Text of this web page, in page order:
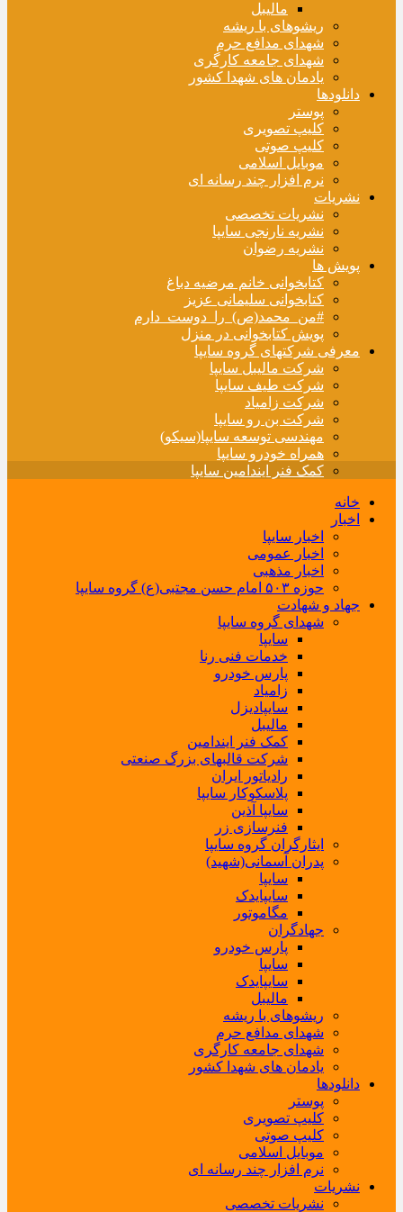
مالیبل
ریشوهای با ریشه
شهدای مدافع حرم
شهدای جامعه کارگری
یادمان های شهدا کشور
دانلودها
پوستر
کلیپ تصویری
کلیپ صوتی
موبایل اسلامی
نرم افزار چند رسانه ای
نشریات
نشریات تخصصی
نشریه نارنجی سایپا
نشریه رضوان
پویش ها
کتابخوانی خانم مرضیه دباغ
کتابخوانی سلیمانی عزیز
#من_محمد(ص)_را_دوست_دارم
پویش کتابخوانی در منزل
معرفی شرکتهای گروه سایپا
شرکت مالیبل سایپا
شرکت طیف سایپا
شرکت زامیاد
شرکت بن رو سایپا
مهندسی توسعه سایپا(سیکو)
همراه خودرو سایپا
کمک فنر ایندامین سایپا
خانه
اخبار
اخبار سایپا
اخبار عمومی
اخبار مذهبی
حوزه ۵۰۳ امام حسن مجتبی(ع) گروه سایپا
جهاد و شهادت
شهدای گروه سایپا
سایپا
خدمات فنی رنا
پارس خودرو
زامیاد
سایپادیزل
مالیبل
کمک فنر ایندامین
شرکت قالبهای بزرگ صنعتی
رادیاتور ایران
پلاسکوکار سایپا
سایپا آذین
فنرسازی زر
ایثارگران گروه سایپا
پدران آسمانی(شهید)
سایپا
سایپایدک
مگاموتور
جهادگران
پارس خودرو
سایپا
سایپایدک
مالیبل
ریشوهای با ریشه
شهدای مدافع حرم
شهدای جامعه کارگری
یادمان های شهدا کشور
دانلودها
پوستر
کلیپ تصویری
کلیپ صوتی
موبایل اسلامی
نرم افزار چند رسانه ای
نشریات
نشریات تخصصی